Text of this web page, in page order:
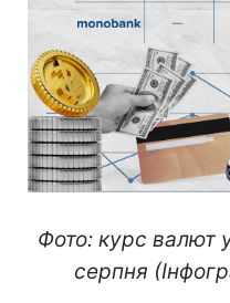
Фото: курс валют
серпня